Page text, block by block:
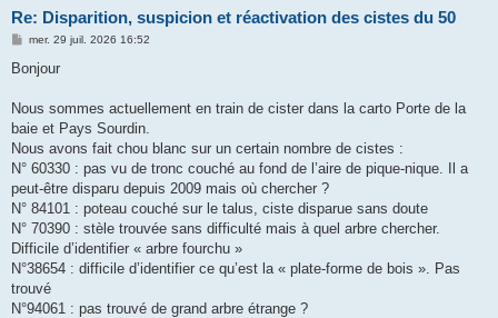
Re: Disparition, suspicion et réactivation des cistes du 50
M
s
g
mer. 29 juil. 2026 16:52
Bonjour
Nous sommes actuellement en train de cister dans la carto Porte de la
baie et Pays Sourdin.
Nous avons fait chou blanc sur un certain nombre de cistes :
N° 60330 : pas vu de tronc couché au fond de l’aire de pique-nique. Il a
peut-être disparu depuis 2009 mais où chercher ?
N° 84101 : poteau couché sur le talus, ciste disparue sans doute
N° 70390 : stèle trouvée sans difficulté mais à quel arbre chercher.
Difficile d’identifier « arbre fourchu »
N°38654 : difficile d’identifier ce qu’est la « plate-forme de bois ». Pas
trouvé
N°94061 : pas trouvé de grand arbre étrange ?